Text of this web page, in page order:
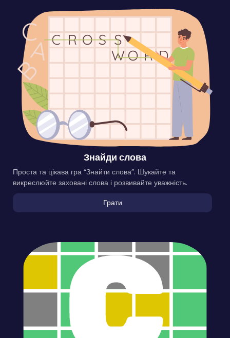
Знайди слова
Проста та цікава гра “Знайти слова”. Шукайте та
викреслюйте заховані слова і розвивайте уважність.
Грати